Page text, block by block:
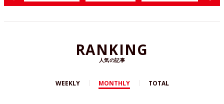
RANKING
人気の記事
WEEKLY MONTHLY TOTAL